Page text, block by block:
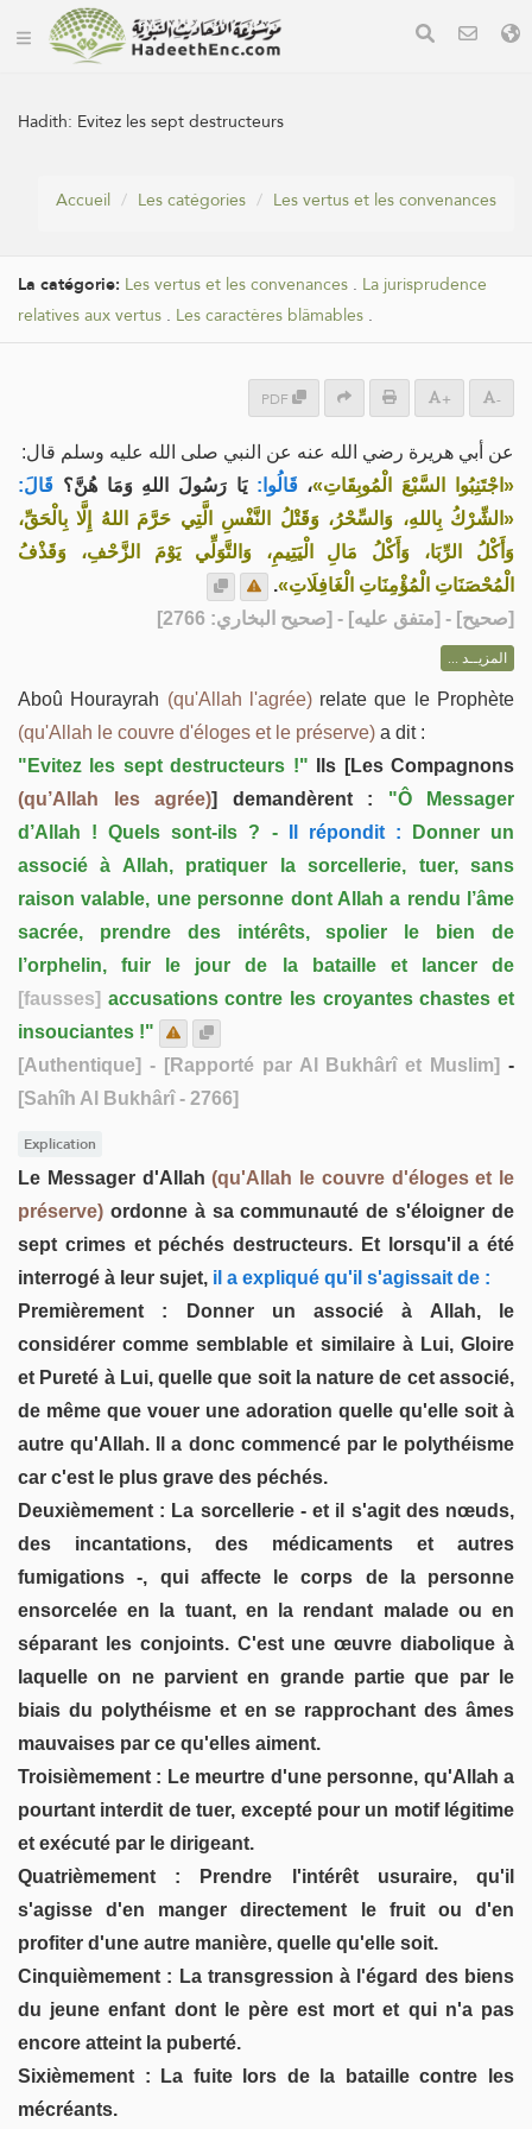
Hadith: Evitez les sept destructeurs
Accueil Les catégories Les vertus et les convenances
La catégorie: Les vertus et les convenances . La jurisprudence
relatives aux vertus . Les caractères blâmables .
PDF + -
عن أبي هريرة رضي الله عنه عن النبي صلى الله عليه وسلم قال:
«اجْتَنِبُوا السَّبْعَ الْمُوبِقَاتِ»، قَالُوا: يَا رَسُولَ اللهِ وَمَا هُنَّ؟ قَالَ:
«الشِّرْكُ بِاللهِ، وَالسِّحْرُ، وَقَتْلُ النَّفْسِ الَّتِي حَرَّمَ اللهُ إِلَّا بِالْحَقِّ،
وَأَكْلُ الرِّبَا، وَأَكْلُ مَالِ الْيَتِيمِ، وَالتَّوَلِّي يَوْمَ الزَّحْفِ، وَقَذْفُ
الْمُحْصَنَاتِ الْمُؤْمِنَاتِ الْغَافِلَاتِ».
[صحيح] - [متفق عليه] - [صحيح البخاري: 2766]
المزيــد ...
Aboû Hourayrah (qu'Allah l'agrée)relate que le Prophète
(qu'Allah le couvre d'éloges et le préserve) a dit :
"Evitez les sept destructeurs !" Ils [Les Compagnons
(qu’Allah les agrée)] demandèrent : "Ô Messager
d’Allah ! Quels sont-ils ? -Il répondit : Donner un
associé à Allah, pratiquer la sorcellerie, tuer, sans
raison valable, une personne dont Allah a rendu l’âme
sacrée, prendre des intérêts, spolier le bien de
l’orphelin, fuir le jour de la bataille et lancer de
[fausses] accusations contre les croyantes chastes et
insouciantes !"
[Authentique] - [Rapporté par Al Bukhârî et Muslim] -
[Sahîh Al Bukhârî - 2766]
Explication
Le Messager d'Allah(qu'Allah le couvre d'éloges et le
préserve) ordonne à sa communauté de s'éloigner de
sept crimes et péchés destructeurs. Et lorsqu'il a été
interrogé à leur sujet, il a expliqué qu'il s'agissait de :
Premièrement : Donner un associé à Allah, le
considérer comme semblable et similaire à Lui, Gloire
et Pureté à Lui, quelle que soit la nature de cet associé,
de même que vouer une adoration quelle qu'elle soit à
autre qu'Allah. Il a donc commencé par le polythéisme
car c'est le plus grave des péchés.
Deuxièmement : La sorcellerie - et il s'agit des nœuds,
des incantations, des médicaments et autres
fumigations -, qui affecte le corps de la personne
ensorcelée en la tuant, en la rendant malade ou en
séparant les conjoints. C'est une œuvre diabolique à
laquelle on ne parvient en grande partie que par le
biais du polythéisme et en se rapprochant des âmes
mauvaises par ce qu'elles aiment.
Troisièmement : Le meurtre d'une personne, qu'Allah a
pourtant interdit de tuer, excepté pour un motif légitime
et exécuté par le dirigeant.
Quatrièmement : Prendre l'intérêt usuraire, qu'il
s'agisse d'en manger directement le fruit ou d'en
profiter d'une autre manière, quelle qu'elle soit.
Cinquièmement : La transgression à l'égard des biens
du jeune enfant dont le père est mort et qui n'a pas
encore atteint la puberté.
Sixièmement : La fuite lors de la bataille contre les
mécréants.